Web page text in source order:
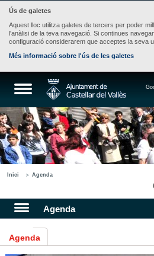
Ús de galetes
Aquest lloc utilitza galetes de tercers per poder
l'anàlisi de la teva navegació. Si continues
configuració considerarem que acceptes la seva
Més informació sobre l'ús de les galetes
Inici Agenda
Agenda
Agenda